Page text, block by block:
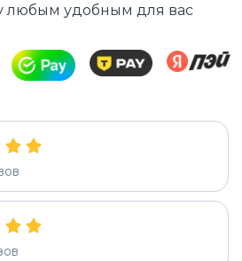
любым удобным для вас